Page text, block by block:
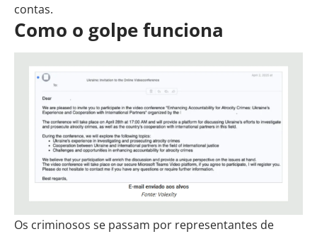
contas.
Como o golpe funciona
Os criminosos se passam por representantes de